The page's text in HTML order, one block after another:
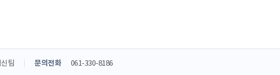
팀 문의전화 061-330-8186